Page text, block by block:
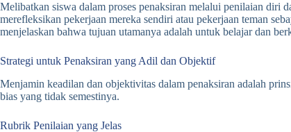
Melibatkan siswa dalam proses penaksiran melalui penilaian diri
merefleksikan pekerjaan mereka sendiri atau pekerjaan teman
menjelaskan bahwa tujuan utamanya adalah untuk belajar dan
Strategi untuk Penaksiran yang Adil dan Objektif
Menjamin keadilan dan objektivitas dalam penaksiran adalah
bias yang tidak semestinya.
Rubrik Penilaian yang Jelas